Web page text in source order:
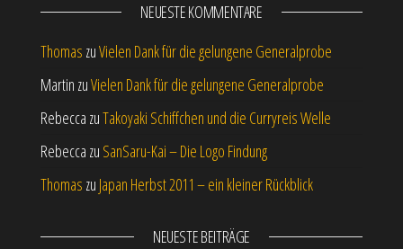
NEUESTE KOMMENTARE
Thomas zuVielen Dank für die gelungene Generalprobe
Martin zuVielen Dank für die gelungene Generalprobe
Rebecca zuTakoyaki Schiffchen und die Curryreis Welle
Rebecca zu SanSaru-Kai – Die Logo Findung
Thomas zu Japan Herbst 2011 – ein kleiner Rückblick
NEUESTE BEITRÄGE